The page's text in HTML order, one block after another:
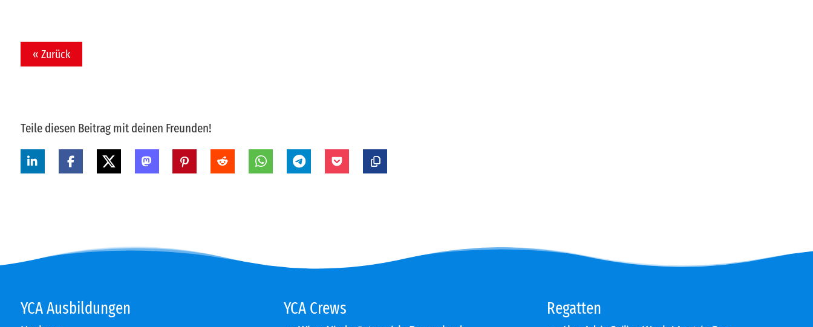
« Zurück
Teile diesen Beitrag mit deinen Freunden!
YCA Aus­bil­dun­gen YCA Crews Re­gat­ten